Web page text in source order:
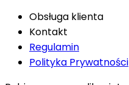
Obsługa klienta
Kontakt
Regulamin
Polityka Prywatności